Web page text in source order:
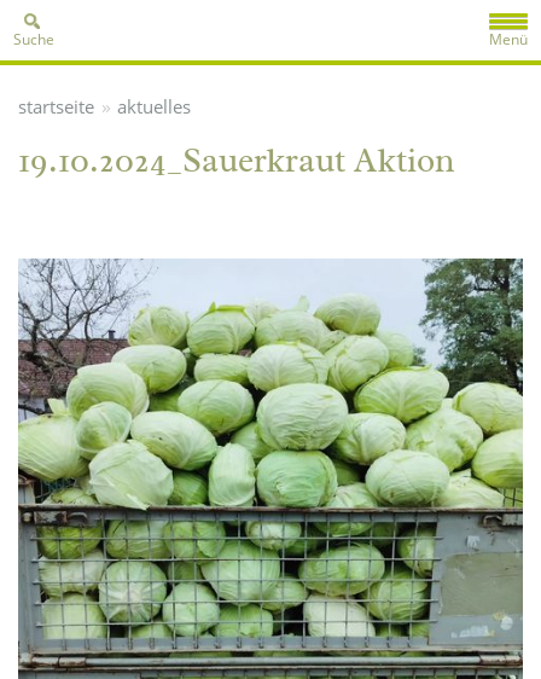
Menü
Suche
startseite » aktuelles
19.10.2024_Sauerkraut Aktion